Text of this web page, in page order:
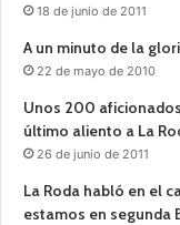
18 de junio de 2011
A un minuto de la
22 de mayo de 2010
Unos 200
último aliento a La
26 de junio de 2011
La Roda habló en el
estamos en segunda